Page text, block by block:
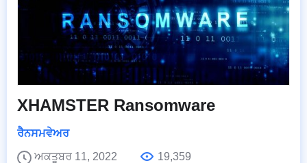
XHAMSTER Ransomware
ਰੈਨਸਮਵੇਅਰ
ਅਕਤੂਬਰ 11, 2022
19,359